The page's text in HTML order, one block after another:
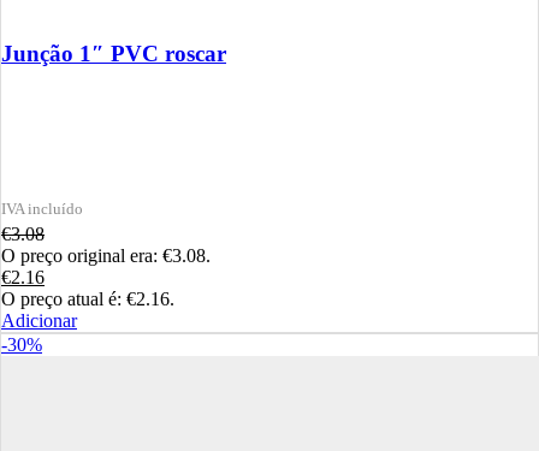
Junção 1″ PVC roscar
€3.08
O preço original era: €3.08.
€2.16
O preço atual é: €2.16.
Adicionar
-30%